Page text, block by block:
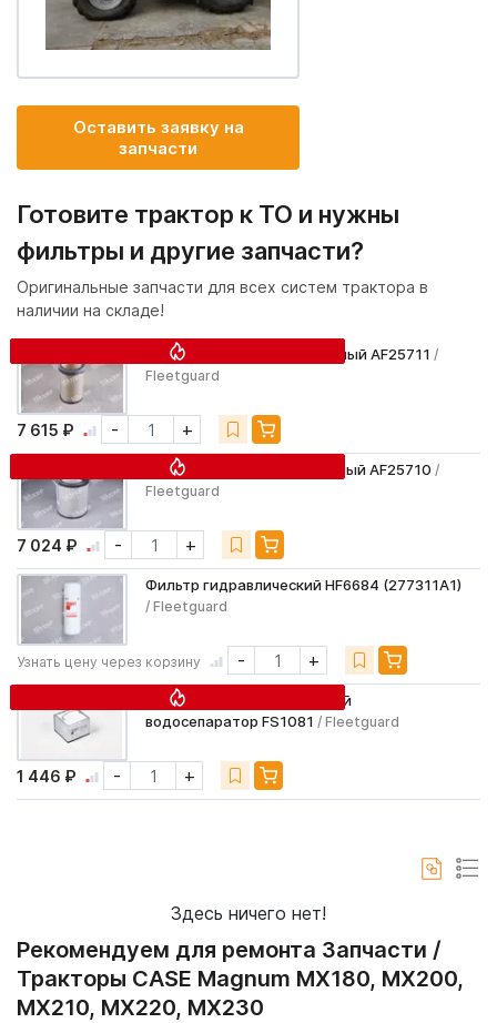
Оставить заявку на
запчасти
Готовите трактор к ТО и нужны
фильтры и другие запчасти?
Оригинальные запчасти для всех систем трактора в
наличии на складе!
Фильтр воздушный вторичный AF25711 /
Fleetguard
7 615 ₽ - +
Фильтр воздушный первичный AF25710 /
Fleetguard
7 024 ₽ - +
Фильтр гидравлический HF6684 (277311A1)
/ Fleetguard
Узнать цену через корзину - +
Фильтр-элемент топливный
водосепаратор FS1081 / Fleetguard
1 446 ₽ - +
Здесь ничего нет!
Рекомендуем для ремонта Запчасти /
Тракторы CASE Magnum MX180, MX200,
MX210, MX220, MX230